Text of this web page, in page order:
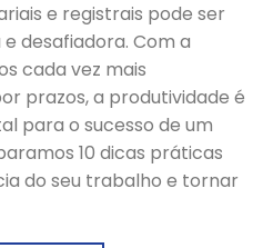
e registrais pode ser
desafiadora. Com a
cada vez mais
prazos, a produtividade é
para o sucesso de um
10 dicas práticas
do seu trabalho e tornar